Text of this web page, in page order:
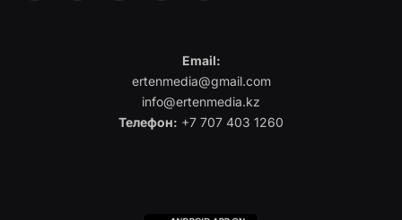
Email:
ertenmedia@gmail.com
info@ertenmedia.kz
Телефон: +7 707 403 1260